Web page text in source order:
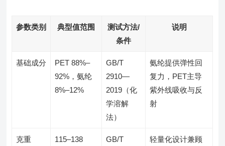
参数类别 典型值范围
测试方法/
条件
说明
基础成分
PET 88%–
92%，氨纶
8%–12%
GB/T
2910—
2019（化
学溶解
法）
氨纶提供弹性回
复力，PET主导
紫外线吸收与反
射
克重
115–138
GB/T
轻量化设计兼顾